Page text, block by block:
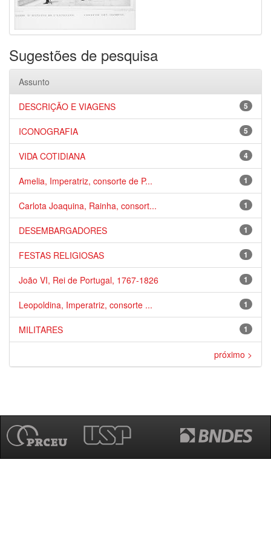
Sugestões de pesquisa
Assunto
5
DESCRIÇÃO E VIAGENS
5
ICONOGRAFIA
4
VIDA COTIDIANA
1
Amelia, Imperatriz, consorte de P...
1
Carlota Joaquina, Rainha, consort...
1
DESEMBARGADORES
1
FESTAS RELIGIOSAS
1
João VI, Rei de Portugal, 1767-1826
1
Leopoldina, Imperatriz, consorte ...
1
MILITARES
próximo >